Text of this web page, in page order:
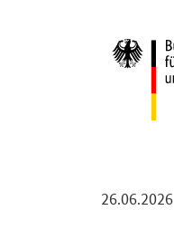
26.06.2026